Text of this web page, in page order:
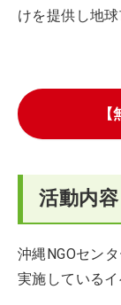
けを提供し地
活動内容
沖縄NGOセン
実施している